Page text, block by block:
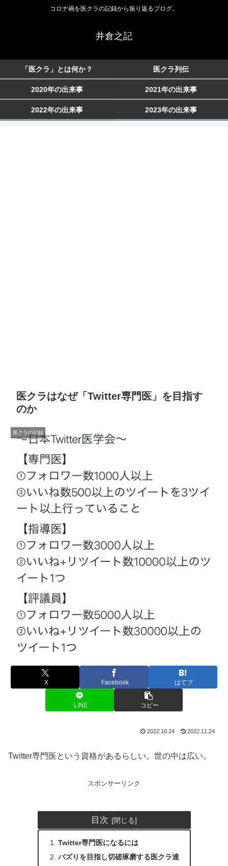
コロナ禍を医クラの記録から振り返るブログ。
井倉之記
「医クラ」とは何か？ 医クラ列伝
2020年の出来事 2021年の出来事
2022年の出来事 2023年の出来事
医クラはなぜ「Twitter専門医」を目指す
のか
医クラの記録
X Facebook はてブ
LINE コピー
2022.10.24 2022.11.24
Twitter専門医という資格があるらしい。世の中は広い。
スポンサーリンク
目次
Twitter専門医になるには
バズりを目指し切磋琢磨する医クラ達